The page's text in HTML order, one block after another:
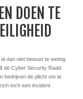
DOEN TE
dan niet bewust te weinig
de Cyber Security Raad
bedrijven de plicht om te
toch een incident